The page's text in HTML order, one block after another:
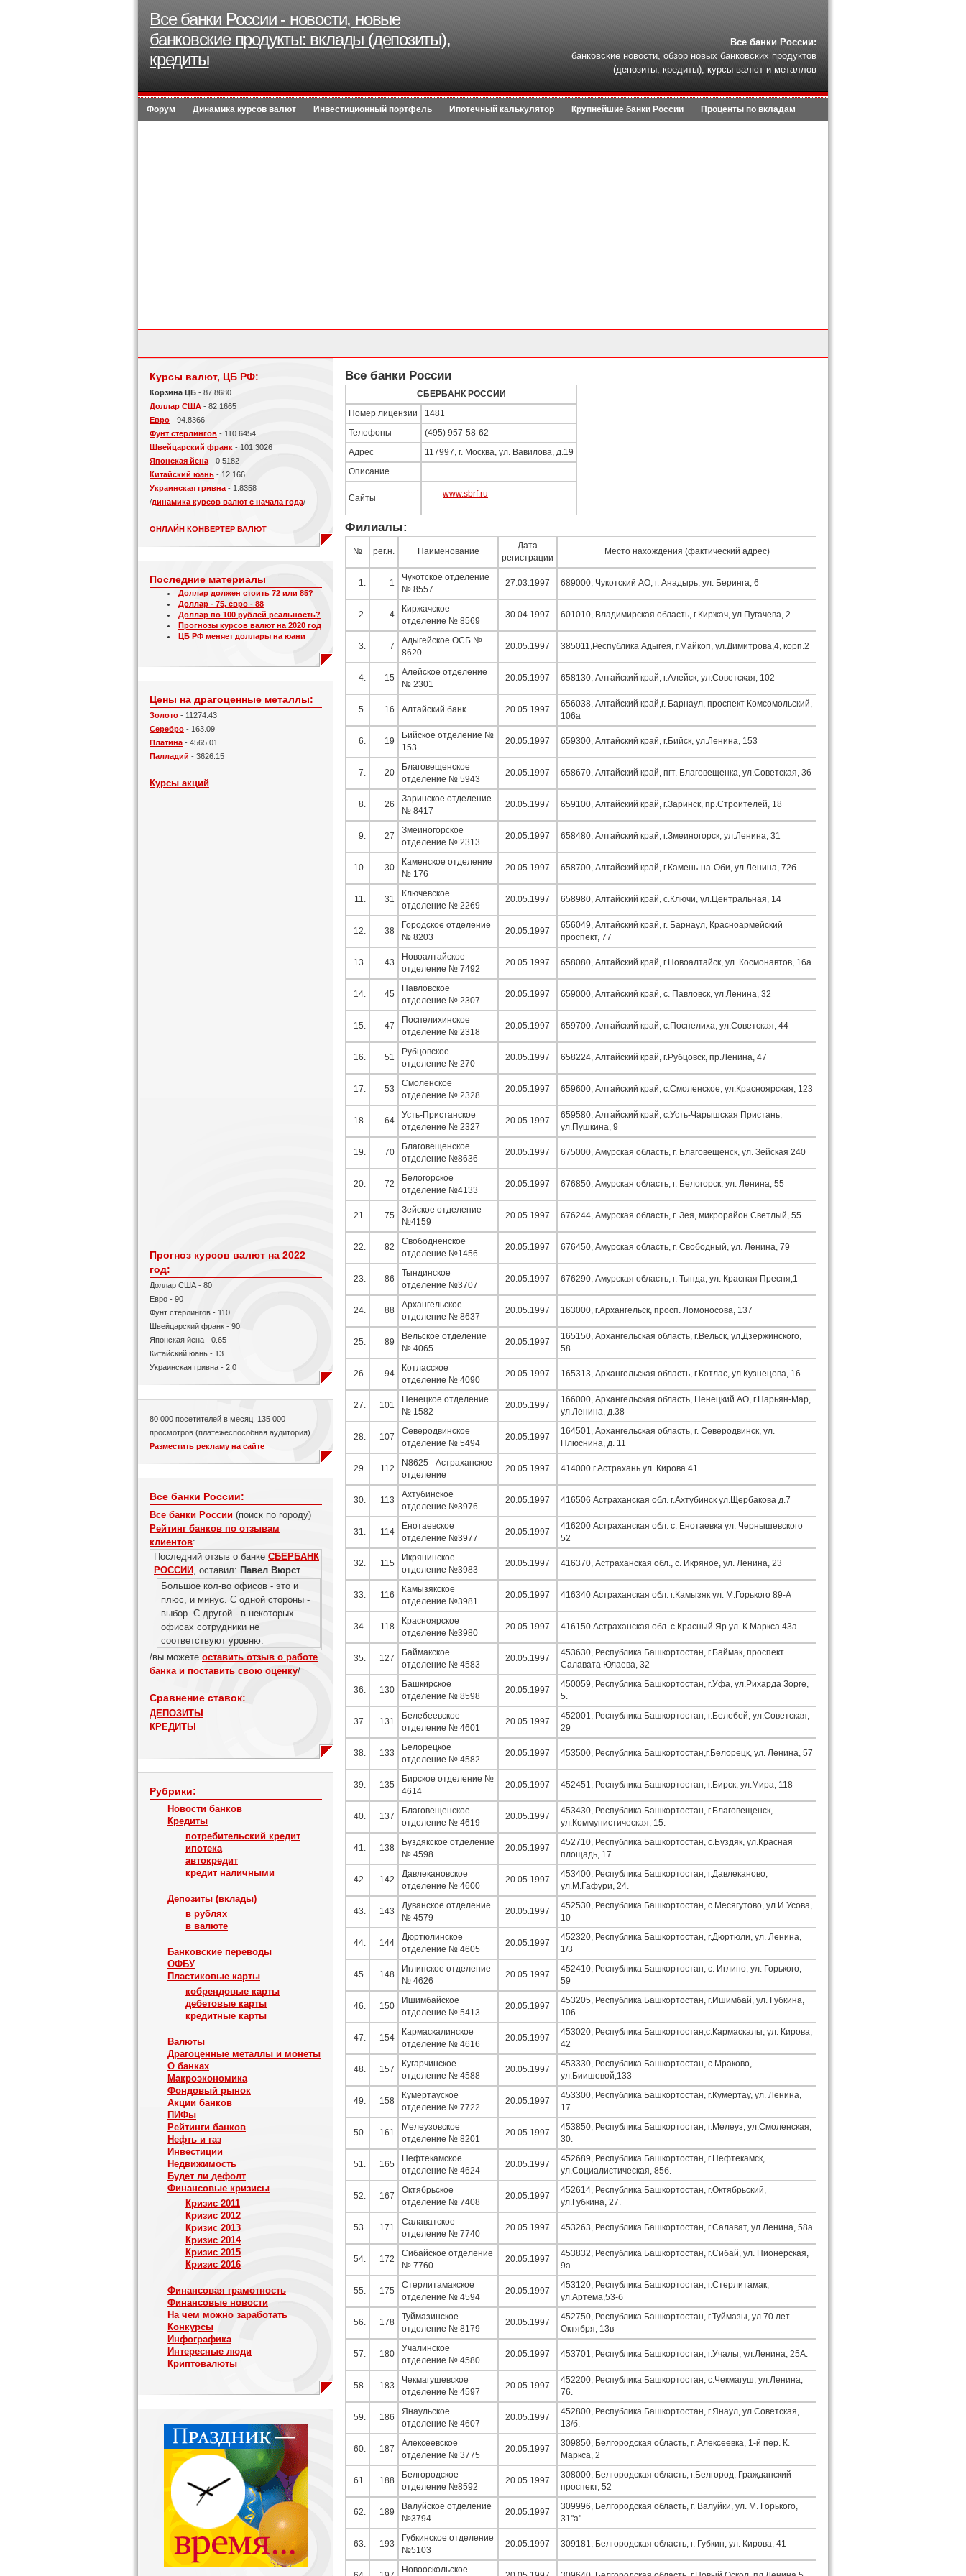
Все банки России - новости, новые
банковские продукты: вклады (депозиты),
кредиты
Все банки России:
банковские новости, обзор новых банковских продуктов
(депозиты, кредиты), курсы валют и металлов
Форум Динамика курсов валют Инвестиционный портфель Ипотечный калькулятор Крупнейшие банки России Проценты по вкладам
Курсы валют, ЦБ РФ:
Корзина ЦБ - 87.8680
Доллар США - 82.1665
Евро - 94.8366
Фунт стерлингов - 110.6454
Швейцарский франк - 101.3026
Японская йена - 0.5182
Китайский юань - 12.166
Украинская гривна - 1.8358
/динамика курсов валют с начала года/
ОНЛАЙН КОНВЕРТЕР ВАЛЮТ
Последние материалы
Доллар должен стоить 72 или 85?
Доллар - 75, евро - 88
Доллар по 100 рублей реальность?
Прогнозы курсов валют на 2020 год
ЦБ РФ меняет доллары на юани
Цены на драгоценные металлы:
Золото - 11274.43
Серебро - 163.09
Платина - 4565.01
Палладий - 3626.15
Курсы акций
Прогноз курсов валют на 2022
год:
Доллар США - 80
Евро - 90
Фунт стерлингов - 110
Швейцарский франк - 90
Японская йена - 0.65
Китайский юань - 13
Украинская гривна - 2.0
80 000 посетителей в месяц, 135 000
просмотров (платежеспособная аудитория)
Разместить рекламу на сайте
Все банки России:
Все банки России (поиск по городу)
Рейтинг банков по отзывам
клиентов:
Последний отзыв о банке СБЕРБАНК
РОССИИ , оставил: Павел Вюрст
Большое кол-во офисов - это и
плюс, и минус. С одной стороны -
выбор. С другой - в некоторых
офисах сотрудники не
соответствуют уровню.
/вы можете оставить отзыв о работе
банка и поставить свою оценку/
Сравнение ставок:
ДЕПОЗИТЫ
КРЕДИТЫ
Рубрики:
Новости банков
Кредиты
потребительский кредит
ипотека
автокредит
кредит наличными
Депозиты (вклады)
в рублях
в валюте
Банковские переводы
ОФБУ
Пластиковые карты
кобрендовые карты
дебетовые карты
кредитные карты
Валюты
Драгоценные металлы и монеты
О банках
Макроэкономика
Фондовый рынок
Акции банков
ПИФы
Рейтинги банков
Нефть и газ
Инвестиции
Недвижимость
Будет ли дефолт
Финансовые кризисы
Кризис 2011
Кризис 2012
Кризис 2013
Кризис 2014
Кризис 2015
Кризис 2016
Финансовая грамотность
Финансовые новости
На чем можно заработать
Конкурсы
Инфографика
Интересные люди
Криптовалюты
Все банки России
СБЕРБАНК РОССИИ
Номер лицензии 1481
Телефоны (495) 957-58-62
Адрес 117997, г. Москва, ул. Вавилова, д.19
Описание
Сайты
www.sbrf.ru
Филиалы:
№ рег.н. Наименование
Дата
регистрации
Место нахождения (фактический адрес)
1. 1
Чукотское отделение
№ 8557
27.03.1997 689000, Чукотский АО, г. Анадырь, ул. Беринга, 6
2. 4
Киржачское
отделение № 8569
30.04.1997 601010, Владимирская область, г.Киржач, ул.Пугачева, 2
3. 7
Адыгейское ОСБ №
8620
20.05.1997 385011,Республика Адыгея, г.Майкоп, ул.Димитрова,4, корп.2
4. 15
Алейское отделение
№ 2301
20.05.1997 658130, Алтайский край, г.Алейск, ул.Советская, 102
5. 16 Алтайский банк 20.05.1997
656038, Алтайский край,г. Барнаул, проспект Комсомольский,
106а
6. 19
Бийское отделение №
153
20.05.1997 659300, Алтайский край, г.Бийск, ул.Ленина, 153
7. 20
Благовещенское
отделение № 5943
20.05.1997 658670, Алтайский край, пгт. Благовещенка, ул.Советская, 36
8. 26
Заринское отделение
№ 8417
20.05.1997 659100, Алтайский край, г.Заринск, пр.Строителей, 18
9. 27
Змеиногорское
отделение № 2313
20.05.1997 658480, Алтайский край, г.Змеиногорск, ул.Ленина, 31
10. 30
Каменское отделение
№ 176
20.05.1997 658700, Алтайский край, г.Камень-на-Оби, ул.Ленина, 72б
11. 31
Ключевское
отделение № 2269
20.05.1997 658980, Алтайский край, с.Ключи, ул.Центральная, 14
12. 38
Городское отделение
№ 8203
20.05.1997
656049, Алтайский край, г. Барнаул, Красноармейский
проспект, 77
13. 43
Новоалтайское
отделение № 7492
20.05.1997 658080, Алтайский край, г.Новоалтайск, ул. Космонавтов, 16а
14. 45
Павловское
отделение № 2307
20.05.1997 659000, Алтайский край, с. Павловск, ул.Ленина, 32
15. 47
Поспелихинское
отделение № 2318
20.05.1997 659700, Алтайский край, с.Поспелиха, ул.Советская, 44
16. 51
Рубцовское
отделение № 270
20.05.1997 658224, Алтайский край, г.Рубцовск, пр.Ленина, 47
17. 53
Смоленское
отделение № 2328
20.05.1997 659600, Алтайский край, с.Смоленское, ул.Красноярская, 123
18. 64
Усть-Пристанское
отделение № 2327
20.05.1997
659580, Алтайский край, с.Усть-Чарышская Пристань,
ул.Пушкина, 9
19. 70
Благовещенское
отделение №8636
20.05.1997 675000, Амурская область, г. Благовещенск, ул. Зейская 240
20. 72
Белогорское
отделение №4133
20.05.1997 676850, Амурская область, г. Белогорск, ул. Ленина, 55
21. 75
Зейское отделение
№4159
20.05.1997 676244, Амурская область, г. Зея, микрорайон Светлый, 55
22. 82
Свободненское
отделение №1456
20.05.1997 676450, Амурская область, г. Свободный, ул. Ленина, 79
23. 86
Тындинское
отделение №3707
20.05.1997 676290, Амурская область, г. Тында, ул. Красная Пресня,1
24. 88
Архангельское
отделение № 8637
20.05.1997 163000, г.Архангельск, просп. Ломоносова, 137
25. 89
Вельское отделение
№ 4065
20.05.1997
165150, Архангельская область, г.Вельск, ул.Дзержинского,
58
26. 94
Котласское
отделение № 4090
20.05.1997 165313, Архангельская область, г.Котлас, ул.Кузнецова, 16
27. 101
Ненецкое отделение
№ 1582
20.05.1997
166000, Архангельская область, Ненецкий АО, г.Нарьян-Мар,
ул.Ленина, д.38
28. 107
Северодвинское
отделение № 5494
20.05.1997
164501, Архангельская область, г. Северодвинск, ул.
Плюснина, д. 11
29. 112
N8625 - Астраханское
отделение
20.05.1997 414000 г.Астрахань ул. Кирова 41
30. 113
Ахтубинское
отделение №3976
20.05.1997 416506 Астраханская обл. г.Ахтубинск ул.Щербакова д.7
31. 114
Енотаевское
отделение №3977
20.05.1997
416200 Астраханская обл. с. Енотаевка ул. Чернышевского
52
32. 115
Икрянинское
отделение №3983
20.05.1997 416370, Астраханская обл., с. Икряное, ул. Ленина, 23
33. 116
Камызякское
отделение №3981
20.05.1997 416340 Астраханская обл. г.Камызяк ул. М.Горького 89-А
34. 118
Красноярское
отделение №3980
20.05.1997 416150 Астраханская обл. с.Красный Яр ул. К.Маркса 43а
35. 127
Баймакское
отделение № 4583
20.05.1997
453630, Республика Башкортостан, г.Баймак, проспект
Салавата Юлаева, 32
36. 130
Башкирское
отделение № 8598
20.05.1997
450059, Республика Башкортостан, г.Уфа, ул.Рихарда Зорге,
5.
37. 131
Белебеевское
отделение № 4601
20.05.1997
452001, Республика Башкортостан, г.Белебей, ул.Советская,
29
38. 133
Белорецкое
отделение № 4582
20.05.1997 453500, Республика Башкортостан,г.Белорецк, ул. Ленина, 57
39. 135
Бирское отделение №
4614
20.05.1997 452451, Республика Башкортостан, г.Бирск, ул.Мира, 118
40. 137
Благовещенское
отделение № 4619
20.05.1997
453430, Республика Башкортостан, г.Благовещенск,
ул.Коммунистическая, 15.
41. 138
Буздякское отделение
№ 4598
20.05.1997
452710, Республика Башкортостан, с.Буздяк, ул.Красная
площадь, 17
42. 142
Давлекановское
отделение № 4600
20.05.1997
453400, Республика Башкортостан, г.Давлеканово,
ул.М.Гафури, 24.
43. 143
Дуванское отделение
№ 4579
20.05.1997
452530, Республика Башкортостан, с.Месягутово, ул.И.Усова,
10
44. 144
Дюртюлинское
отделение № 4605
20.05.1997
452320, Республика Башкортостан, г.Дюртюли, ул. Ленина,
1/3
45. 148
Иглинское отделение
№ 4626
20.05.1997
452410, Республика Башкортостан, с. Иглино, ул. Горького,
59
46. 150
Ишимбайское
отделение № 5413
20.05.1997
453205, Республика Башкортостан, г.Ишимбай, ул. Губкина,
106
47. 154
Кармаскалинское
отделение № 4616
20.05.1997
453020, Республика Башкортостан,с.Кармаскалы, ул. Кирова,
42
48. 157
Кугарчинское
отделение № 4588
20.05.1997
453330, Республика Башкортостан, с.Мраково,
ул.Биишевой,133
49. 158
Кумертауское
отделение № 7722
20.05.1997
453300, Республика Башкортостан, г.Кумертау, ул. Ленина,
17
50. 161
Мелеузовское
отделение № 8201
20.05.1997
453850, Республика Башкортостан, г.Мелеуз, ул.Смоленская,
30.
51. 165
Нефтекамское
отделение № 4624
20.05.1997
452689, Республика Башкортостан, г.Нефтекамск,
ул.Социалистическая, 85б.
52. 167
Октябрьское
отделение № 7408
20.05.1997
452614, Республика Башкортостан, г.Октябрьский,
ул.Губкина, 27.
53. 171
Салаватское
отделение № 7740
20.05.1997 453263, Республика Башкортостан, г.Салават, ул.Ленина, 58а
54. 172
Сибайское отделение
№ 7760
20.05.1997
453832, Республика Башкортостан, г.Сибай, ул. Пионерская,
9а
55. 175
Стерлитамакское
отделение № 4594
20.05.1997
453120, Республика Башкортостан, г.Стерлитамак,
ул.Артема,53-б
56. 178
Туймазинское
отделение № 8179
20.05.1997
452750, Республика Башкортостан, г.Туймазы, ул.70 лет
Октября, 13в
57. 180
Учалинское
отделение № 4580
20.05.1997 453701, Республика Башкортостан, г.Учалы, ул.Ленина, 25А.
58. 183
Чекмагушевское
отделение № 4597
20.05.1997
452200, Республика Башкортостан, с.Чекмагуш, ул.Ленина,
76.
59. 186
Янаульское
отделение № 4607
20.05.1997
452800, Республика Башкортостан, г.Янаул, ул.Советская,
13/б.
60. 187
Алексеевское
отделение № 3775
20.05.1997
309850, Белгородская область, г. Алексеевка, 1-й пер. К.
Маркса, 2
61. 188
Белгородское
отделение №8592
20.05.1997
308000, Белгородская область, г.Белгород, Гражданский
проспект, 52
62. 189
Валуйское отделение
№3794
20.05.1997
309996, Белгородская область, г. Валуйки, ул. М. Горького,
31"а"
63. 193
Губкинское отделение
№5103
20.05.1997 309181, Белгородская область, г. Губкин, ул. Кирова, 41
Новооскольское